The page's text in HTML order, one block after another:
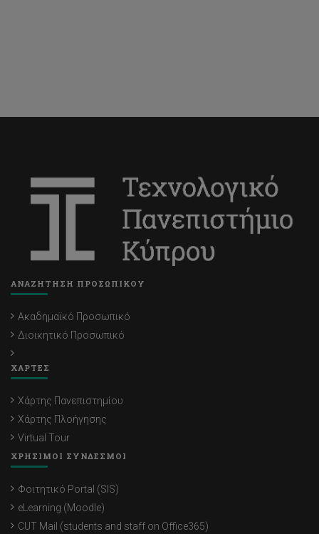
ΑΝΑΖΗΤΗΣΗ ΠΡΟΣΩΠΙΚΟΥ
Ακαδημαϊκό Προσωπικό
Διοικητικό Προσωπικό
ΧΑΡΤΕΣ
Χάρτης Πανεπιστημίου
Χάρτης Πλοήγησης
Virtual Tour
ΧΡΗΣΙΜΟΙ ΣΥΝΔΕΣΜΟΙ
Φοιτητικό Portal (SIS)
eLearning (Moodle)
CUT Mail (students and staff on Office365)